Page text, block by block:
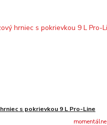
s pokrievkou 9 L Pro-Line
momentálne